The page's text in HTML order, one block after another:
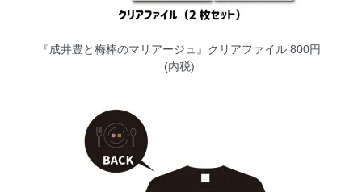
『成井豊と梅棒のマリアージュ』クリアファイル800円
(内税)